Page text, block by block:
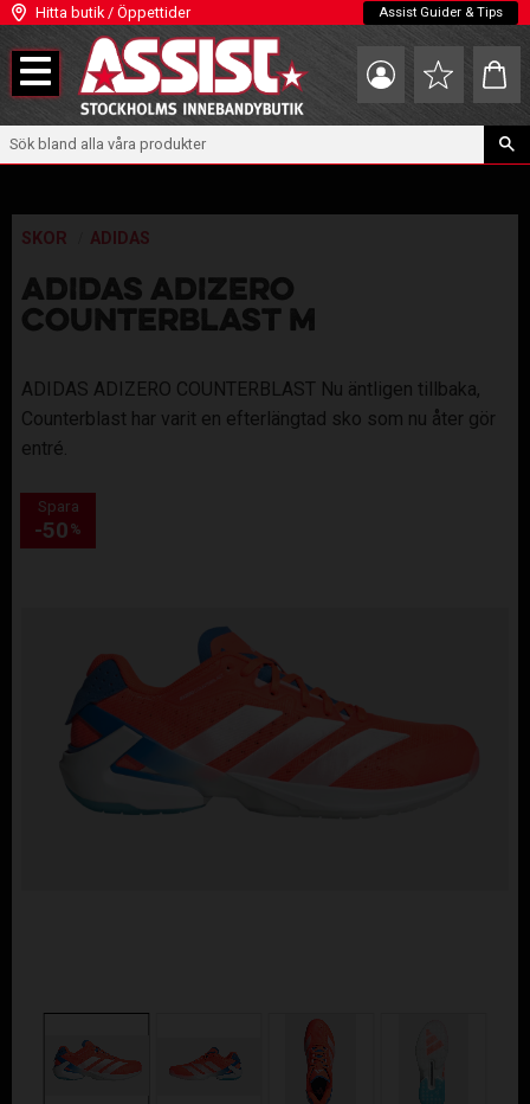
Meny
Hitta butik / Öppettider Assist Guider & Tips
Favoriter
SKOR ADIDAS
ADIDAS ADIZERO
COUNTERBLAST M
ADIDAS ADIZERO COUNTERBLAST Nu äntligen tillbaka,
Counterblast har varit en efterlängtad sko som nu åter gör
entré.
Spara
50 %